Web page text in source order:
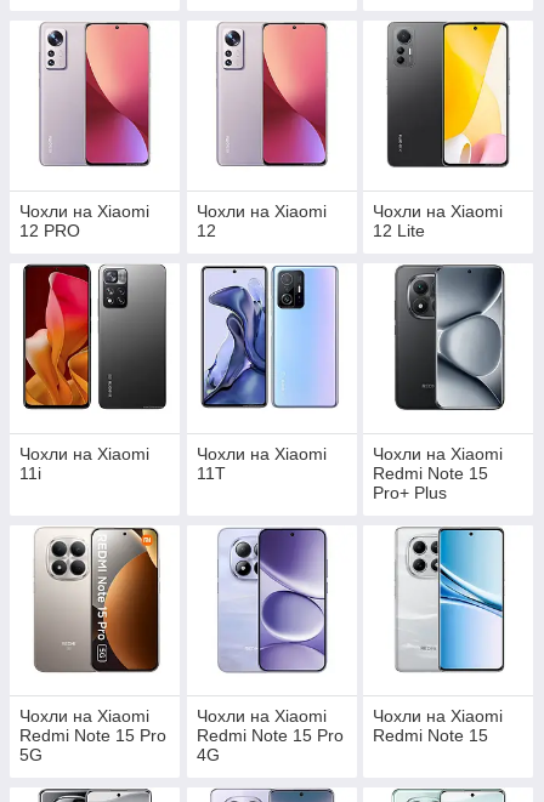
Чохли на Xiaomi
12 PRO
Чохли на Xiaomi
12
Чохли на Xiaomi
12 Lite
Чохли на Xiaomi
11i
Чохли на Xiaomi
11T
Чохли на Xiaomi
Redmi Note 15
Pro+ Plus
Чохли на Xiaomi
Redmi Note 15 Pro
5G
Чохли на Xiaomi
Redmi Note 15 Pro
4G
Чохли на Xiaomi
Redmi Note 15